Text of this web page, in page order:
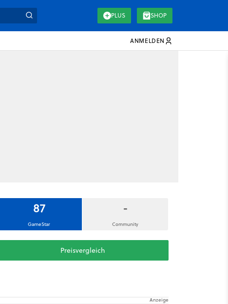
PLUS SHOP
ANMELDEN
87
GameStar
-
Community
Preisvergleich